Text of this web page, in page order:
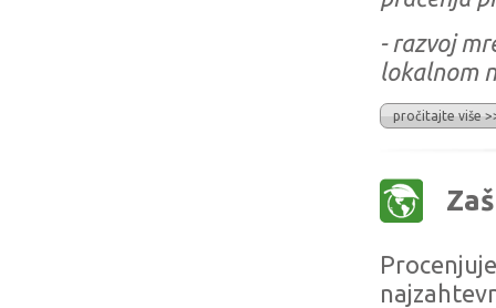
- razvoj
lokalnom
pročitajte više